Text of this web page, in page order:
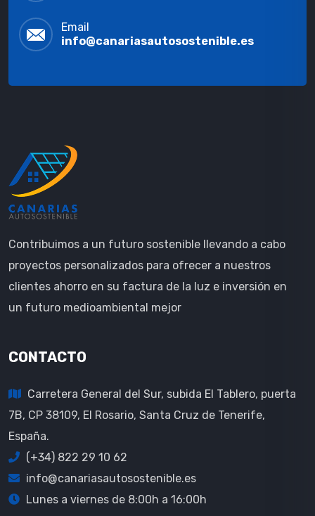
Email
info@canariasautosostenible.es
Contribuimos a un futuro sostenible llevando a cabo
proyectos personalizados para ofrecer a nuestros
clientes ahorro en su factura de la luz e inversión en
un futuro medioambiental mejor
CONTACTO
Carretera General del Sur, subida El Tablero, puerta
7B, CP 38109, El Rosario, Santa Cruz de Tenerife,
España.
(+34) 822 29 10 62
info@canariasautosostenible.es
Lunes a viernes de 8:00h a 16:00h